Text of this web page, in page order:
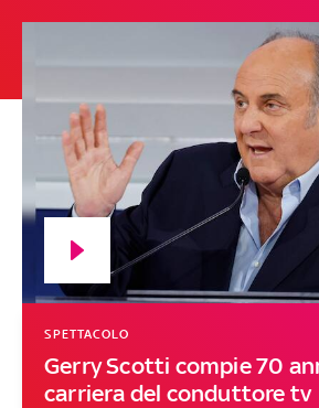
Gerry Scotti compie 70
carriera del conduttore tv
SPETTACOLO